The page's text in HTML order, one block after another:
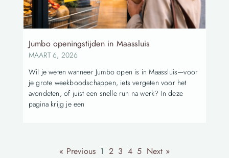
Jumbo openingstijden in Maassluis
MAART 6, 2026
Wil je weten wanneer Jumbo open is in Maassluis—voor
je grote weekboodschappen, iets vergeten voor het
avondeten, of juist een snelle run na werk? In deze
pagina krijg je een
« Previous 1 2 3 4 5 Next »